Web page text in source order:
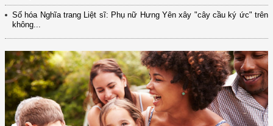
Số hóa Nghĩa trang Liệt sĩ: Phụ nữ Hưng Yên xây "cây cầu ký ức" trên
không...